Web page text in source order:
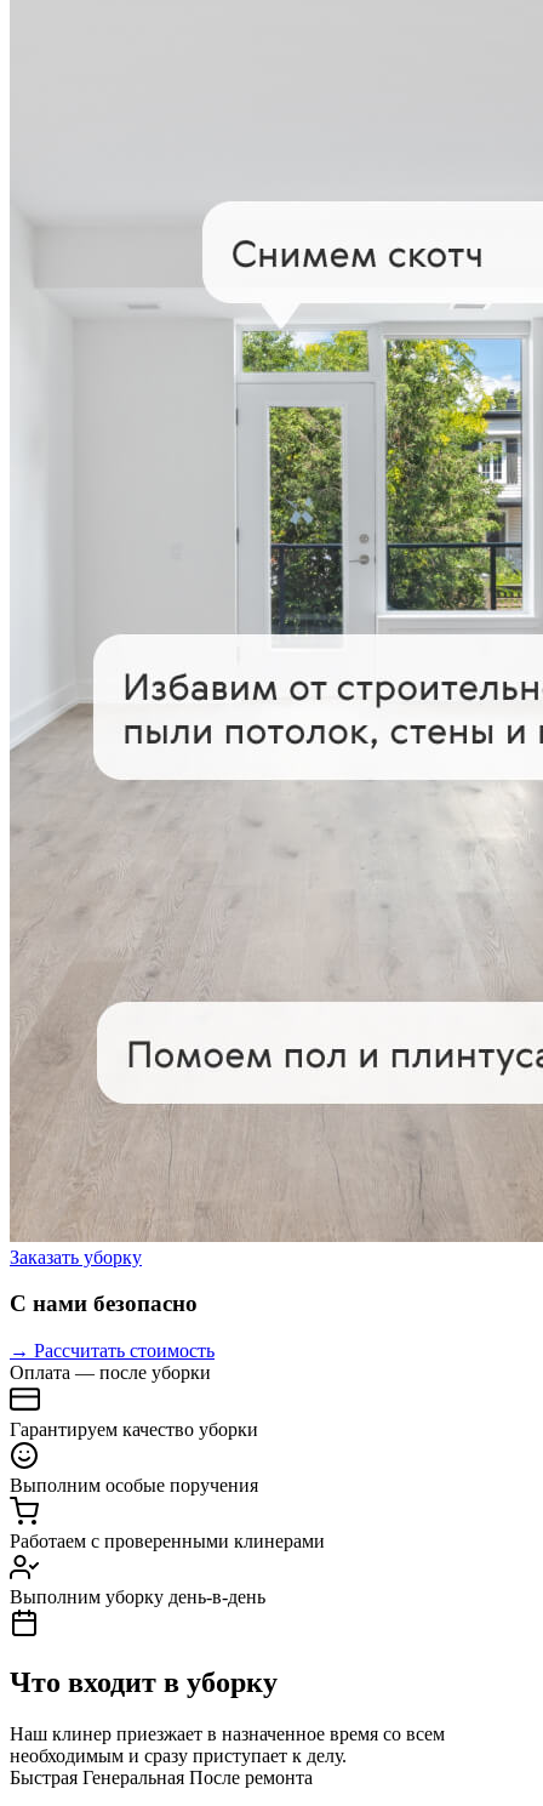
Заказать уборку
С нами безопасно
→ Рассчитать стоимость
Оплата — после уборки
Гарантируем качество уборки
Выполним особые поручения
Работаем с проверенными клинерами
Выполним уборку день-в-день
Что входит в уборку
Наш клинер приезжает в назначенное время со всем
необходимым и сразу приступает к делу.
Быстрая Генеральная После ремонта